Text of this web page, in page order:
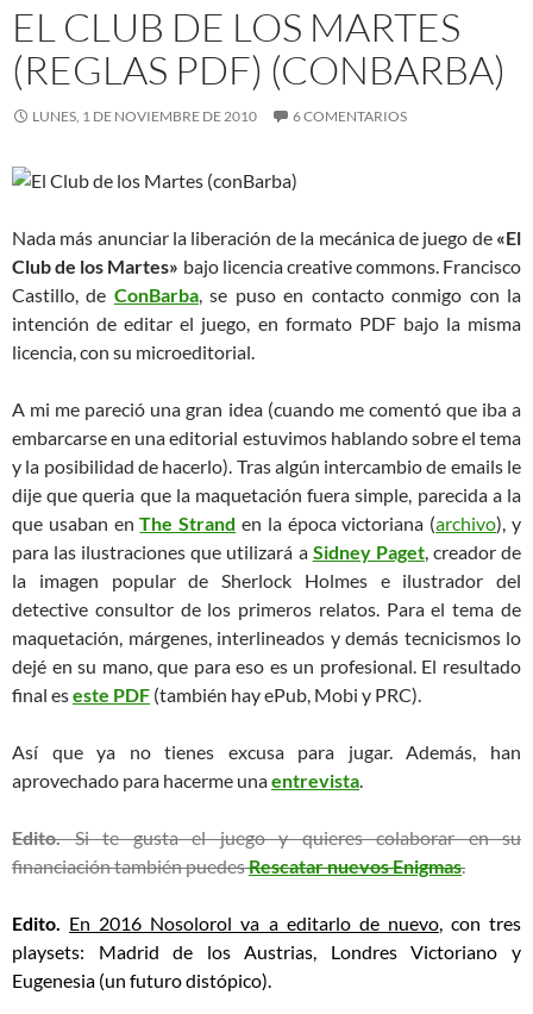
EL CLUB DE LOS MARTES
(REGLAS PDF) (CONBARBA)
LUNES, 1 DE NOVIEMBRE DE 2010 6 COMENTARIOS
Nada más anunciar la liberación de la mecánica de juego de «El
Club de los Martes» bajo licencia creative commons. Francisco
Castillo, de ConBarba, se puso en contacto conmigo con la
intención de editar el juego, en formato PDF bajo la misma
licencia, con su microeditorial.
A mi me pareció una gran idea (cuando me comentó que iba a
embarcarse en una editorial estuvimos hablando sobre el tema
y la posibilidad de hacerlo). Tras algún intercambio de emails le
dije que queria que la maquetación fuera simple, parecida a la
que usaban enThe Strand en la época victoriana (archivo), y
para las ilustraciones que utilizará a Sidney Paget, creador de
la imagen popular de Sherlock Holmes e ilustrador del
detective consultor de los primeros relatos. Para el tema de
maquetación, márgenes, interlineados y demás tecnicismos lo
dejé en su mano, que para eso es un profesional. El resultado
final eseste PDF (también hay ePub, Mobi y PRC).
Así que ya no tienes excusa para jugar. Además, han
aprovechado para hacerme unaentrevista
Edito.Si te gusta el juego y quieres colaborar en su
financiación también puedesRescatar nuevos Enigmas.
Edito. En 2016 Nosolorol va a editarlo de nuevo, con tres
playsets: Madrid de los Austrias, Londres Victoriano y
Eugenesia (un futuro distópico).